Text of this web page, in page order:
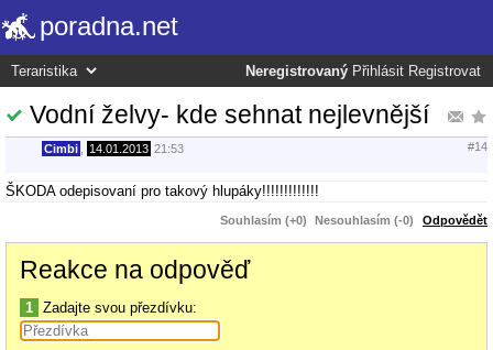
poradna.net
Neregistrovaný Přihlásit Registrovat
Vodní želvy- kde sehnat nejlevnější
Cimbi 14.01.2013 21:53 #14
ŠKODA odepisovaní pro takový hlupáky!!!!!!!!!!!!!
Souhlasím (+0) Nesouhlasím (-0) Odpovědět
Reakce na odpověď
1 Zadajte svou přezdívku: